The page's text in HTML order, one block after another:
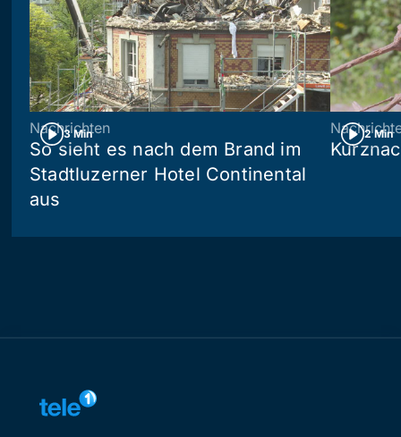
3 Min
Nachrichten
So sieht es nach dem Brand im
Stadtluzerner Hotel Continental
aus
2 Min